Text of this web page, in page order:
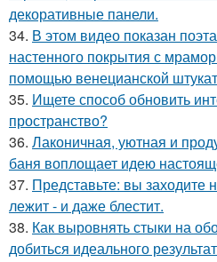
декоративные панели.
34. В этом видео показан
настенного покрытия с
помощью венецианской
35. Ищете способ обновить
пространство?
36. Лаконичная, уютная и
баня воплощает идею
37. Представьте: вы заходите
лежит - и даже блестит.
38. Как выровнять стыки на
добиться идеального